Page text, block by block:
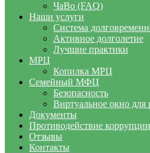
ЧаВо (FAQ)
Наши услуги
Система
Активное долголетие
Лучшие практики
МРЦ
Копилка МРЦ
Семейный МФЦ
Безопасность
Виртуальное окно для
Документы
Противодействие коррупции
Отзывы
Контакты